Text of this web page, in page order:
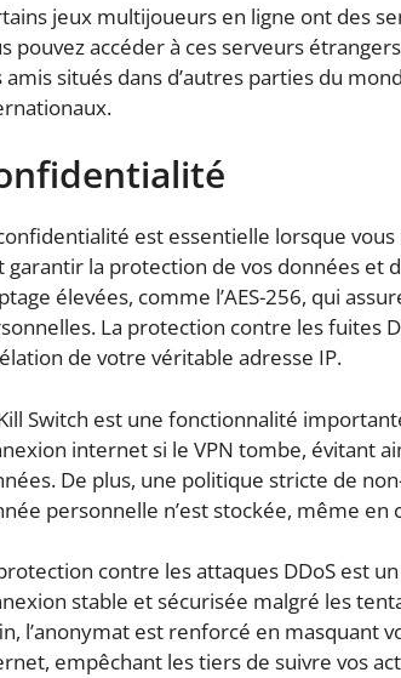
jeux multijoueurs en ligne ont des
pouvez accéder à ces serveurs
amis situés dans d’autres parties du
est essentielle lorsque
garantir la protection de vos données et
élevées, comme l’AES-256, qui
La protection contre les fuites
de votre véritable adresse IP.
Switch est une fonctionnalité
internet si le VPN tombe, évitant
De plus, une politique stricte de
personnelle n’est stockée, même en
contre les attaques DDoS est
stable et sécurisée malgré les
l’anonymat est renforcé en masquant
empêchant les tiers de suivre vos